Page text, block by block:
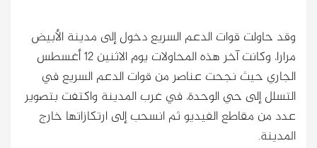
وقد حاولت قوات الدعم السريع دخول إلى مدينة الأبيض
مرارا، وكانت آخر هذه المحاولات يوم الاثنين 12 أغسطس
الجاري حيث نجحت عناصر من قوات الدعم السريع في
التسلل إلى حي الوحدة، في غرب المدينة واكتفت بتصوير
عدد من مقاطع الفيديو ثم انسحب إلى ارتكازاتها خارج
المدينة.